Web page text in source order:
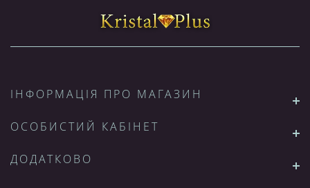
ІНФОРМАЦІЯ ПРО МАГАЗИН
ОСОБИСТИЙ КАБІНЕТ
ДОДАТКОВО